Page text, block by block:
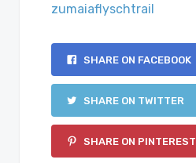
zumaiaflyschtrail
SHARE ON FACEBOOK
SHARE ON TWITTER
SHARE ON PINTEREST